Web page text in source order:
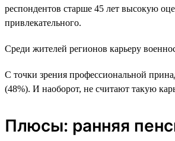
респондентов старше 45 лет высокую
привлекательного.
Среди жителей регионов карьеру
С точки зрения профессиональной
(48%). И наоборот, не считают такую
Плюсы: ранняя